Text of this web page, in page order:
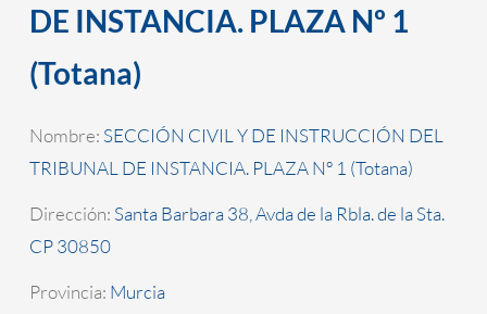
DE INSTANCIA. PLAZA Nº 1
(Totana)
Nombre: SECCIÓN CIVIL Y DE INSTRUCCIÓN DEL
TRIBUNAL DE INSTANCIA. PLAZA Nº 1 (Totana)
Dirección: Santa Barbara 38, Avda de la Rbla. de la Sta.
CP 30850
Provincia: Murcia